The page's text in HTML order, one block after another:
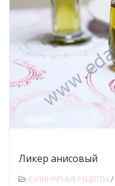
Ликер анисовый
КУЛИНАРНЫЕ РЕЦЕПТЫ /